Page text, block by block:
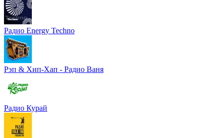
Радио Energy Techno
Рэп & Хип-Хап - Радио Ваня
Радио Курай